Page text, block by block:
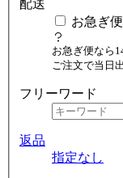
配送
お急ぎ
お急ぎ便なら
ご注文で当日
フリーワード
返品
指定なし